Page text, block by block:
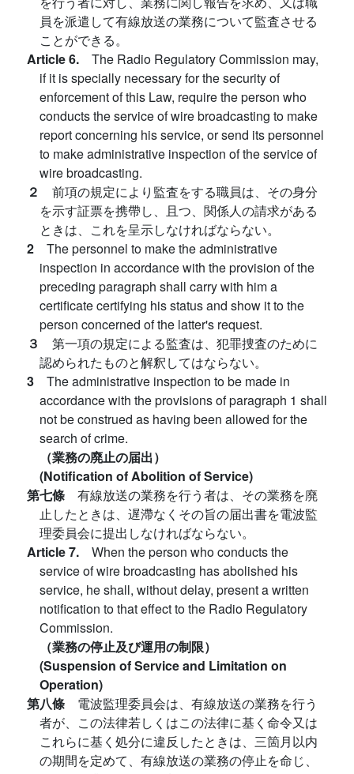
員を派遣して有線放送の業務について監査させる
ことができる。
Article 6. The Radio Regulatory Commission may,
if it is specially necessary for the security of
enforcement of this Law, require the person who
conducts the service of wire broadcasting to make
report concerning his service, or send its personnel
to make administrative inspection of the service of
wire broadcasting.
２ 前項の規定により監査をする職員は、その身分
を示す証票を携帶し、且つ、関係人の請求がある
ときは、これを呈示しなければならない。
2 The personnel to make the administrative
inspection in accordance with the provision of the
preceding paragraph shall carry with him a
certificate certifying his status and show it to the
person concerned of the latter's request.
３ 第一項の規定による監査は、犯罪捜査のために
認められたものと解釈してはならない。
3 The administrative inspection to be made in
accordance with the provisions of paragraph 1 shall
not be construed as having been allowed for the
search of crime.
（業務の廃止の届出）
(Notification of Abolition of Service)
第七條 有線放送の業務を行う者は、その業務を廃
止したときは、遅滯なくその旨の届出書を電波監
理委員会に提出しなければならない。
Article 7. When the person who conducts the
service of wire broadcasting has abolished his
service, he shall, without delay, present a written
notification to that effect to the Radio Regulatory
Commission.
（業務の停止及び運用の制限）
(Suspension of Service and Limitation on
Operation)
第八條 電波監理委員会は、有線放送の業務を行う
者が、この法律若しくはこの法律に基く命令又は
これらに基く処分に違反したときは、三箇月以内
の期間を定めて、有線放送の業務の停止を命じ、